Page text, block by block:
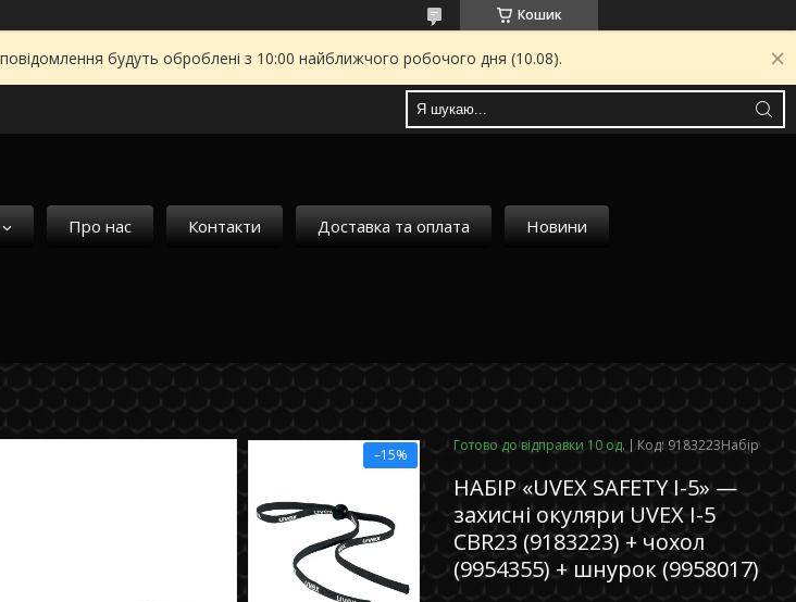
Кошик
будуть оброблені з 10:00 найближчого робочого дня (10.08).
Про нас Контакти Доставка та оплата Новини
–15%
Готово до відправки 10 од. Код: 9183223Набір
НАБІР «UVEX SAFETY I-5» —
захисні окуляри UVEX I-5
CBR23 (9183223) + чохол
(9954355) + шнурок (9958017)